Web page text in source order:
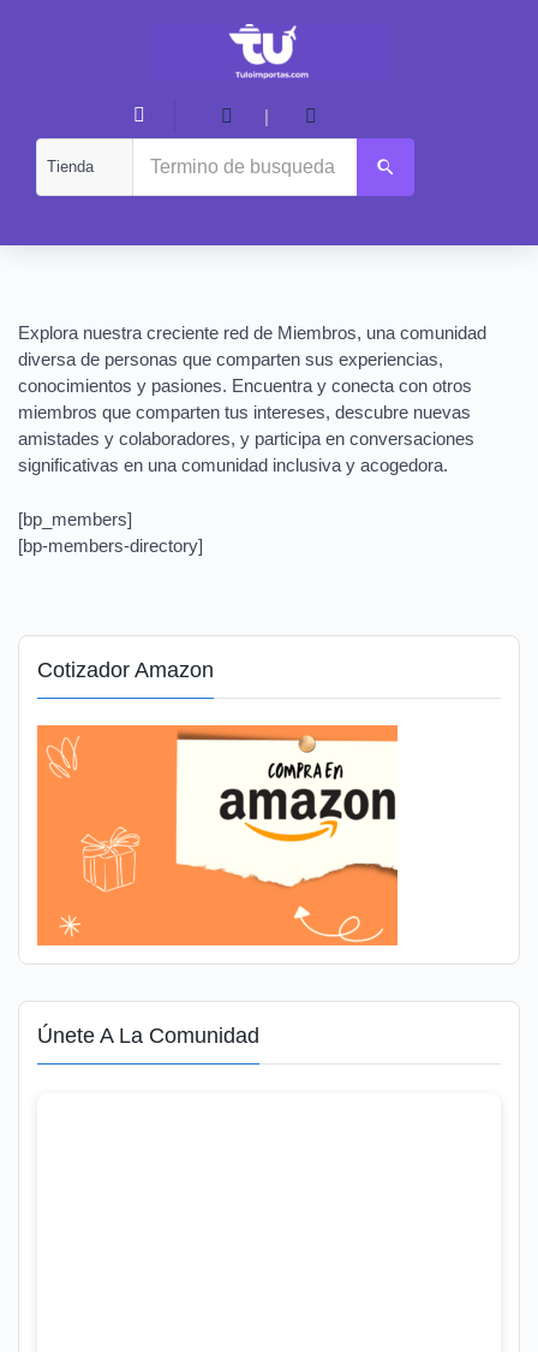
|
Explora nuestra creciente red de Miembros, una comunidad
diversa de personas que comparten sus experiencias,
conocimientos y pasiones. Encuentra y conecta con otros
miembros que comparten tus intereses, descubre nuevas
amistades y colaboradores, y participa en conversaciones
significativas en una comunidad inclusiva y acogedora.
[bp_members]
[bp-members-directory]
Cotizador Amazon
Únete A La Comunidad